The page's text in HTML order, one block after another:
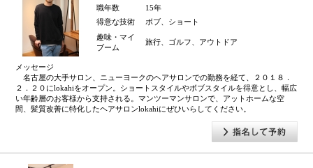
職年数
15年
得意な技術
ボブ、ショート
趣味・マイ
ブーム
旅行、ゴルフ、アウトドア
メッセージ
名古屋の大手サロン、ニューヨークのヘアサロンでの勤務を経て、２０１８．
２．２０にlokahiをオープン。ショートスタイルやボブスタイルを得意とし、幅広
い年齢層のお客様から支持される。マンツーマンサロンで、アットホームな空
間、髪質改善に特化したヘアサロンlokahiにぜひいらしてください。